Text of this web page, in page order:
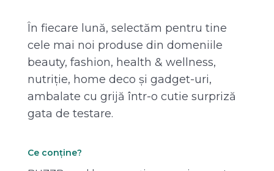
În fiecare lună, selectăm pentru tine
cele mai noi produse din domeniile
beauty, fashion, health & wellness,
nutriție, home deco și gadget-uri,
ambalate cu grijă într-o cutie surpriză
gata de testare.
Ce conține?